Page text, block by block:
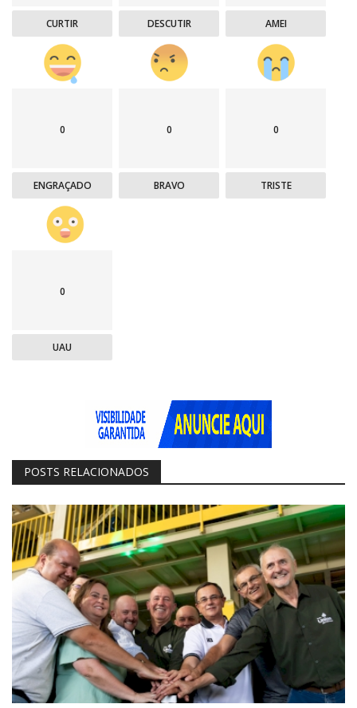
CURTIR DESCUTIR AMEI
0
ENGRAÇADO
0
BRAVO
0
TRISTE
0
UAU
POSTS RELACIONADOS